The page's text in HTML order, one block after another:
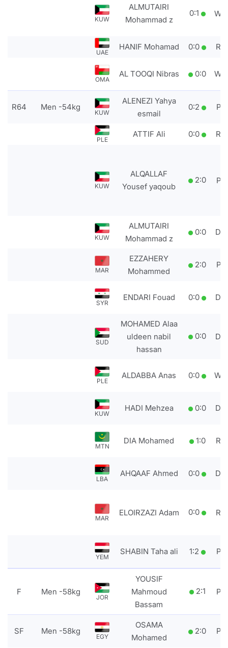
KUW
ALMUTAIRI
Mohammad z
0:1
UAE
HANIF Mohamad 0:0
OMA
AL TOOQI Nibras 0:0
R64 Men -54kg
KUW
ALENEZI Yahya
esmail
0:2
PLE
ATTIF Ali 0:0
KUW
ALQALLAF
Yousef yaqoub
2:0
KUW
ALMUTAIRI
Mohammad z
0:0
MAR
EZZAHERY
Mohammed
2:0
SYR
ENDARI Fouad 0:0
SUD
MOHAMED Alaa
uldeen nabil
hassan
0:0
PLE
ALDABBA Anas 0:0
KUW
HADI Mehzea 0:0
MTN
DIA Mohamed 1:0
LBA
AHQAAF Ahmed 0:0
MAR
ELOIRZAZI Adam 0:0
YEM
SHABIN Taha ali 1:2
F Men -58kg
JOR
YOUSIF
Mahmoud
Bassam
2:1
SF Men -58kg
EGY
OSAMA
Mohamed
2:0